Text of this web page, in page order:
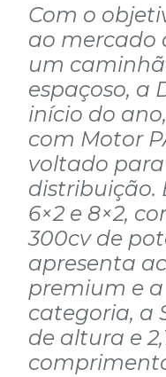
Com o
ao mercado
um
espaçoso, a
início do
com Motor
voltado
distribuição.
6×2 e 8×2,
300cv de
apresenta
premium e
categoria, a
de altura e